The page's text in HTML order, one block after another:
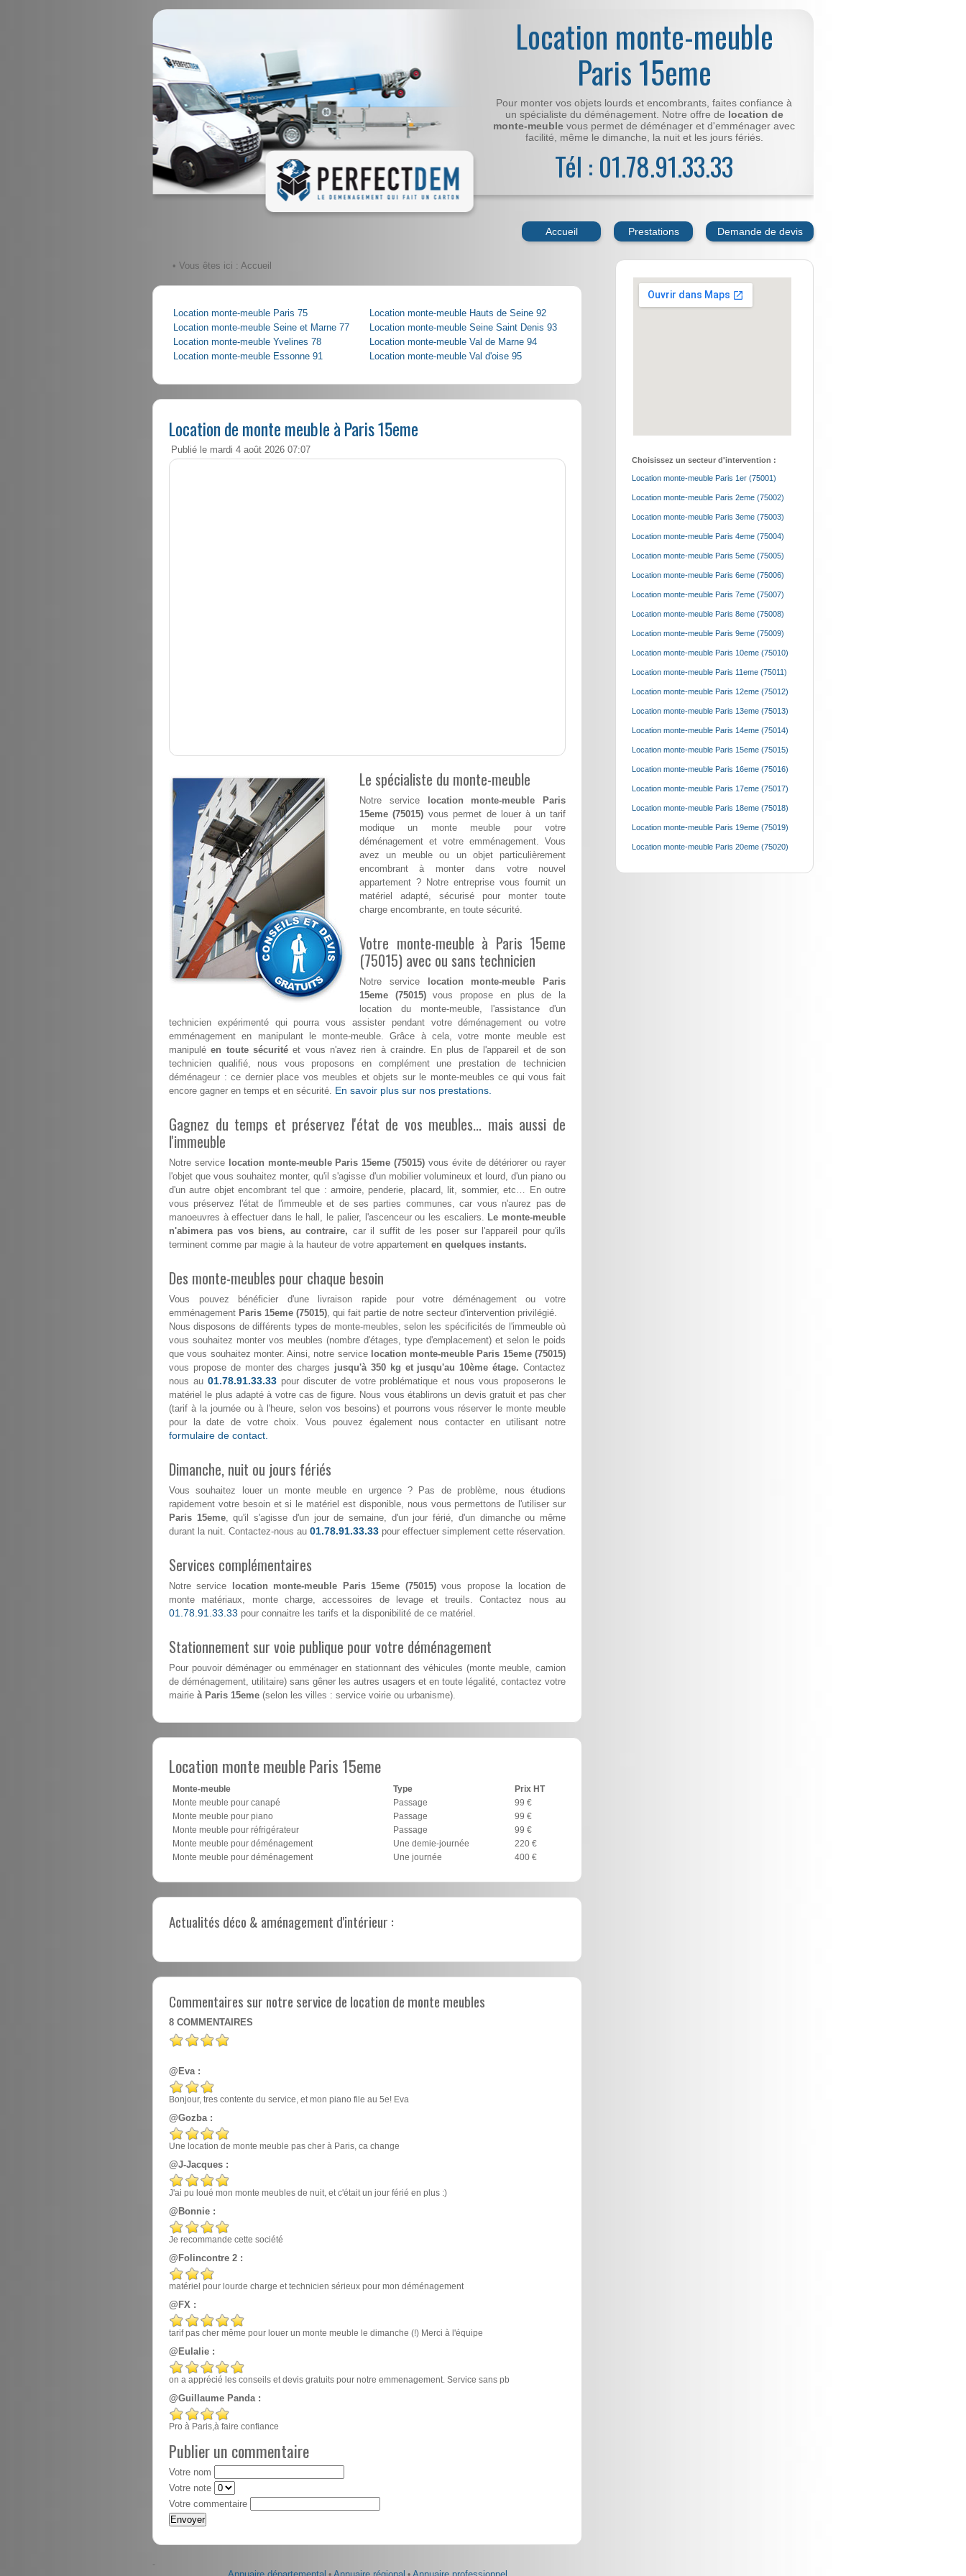
Location monte-meuble
Paris 15eme
Pour monter vos objets lourds et encombrants, faites confiance à
un spécialiste du déménagement. Notre offre de location de
monte-meuble vous permet de déménager et d'emménager avec
facilité, même le dimanche, la nuit et les jours fériés.
Tél : 01.78.91.33.33
Accueil Prestations Demande de devis
• Vous êtes ici : Accueil
Location monte-meuble Paris 75
Location monte-meuble Seine et Marne 77
Location monte-meuble Yvelines 78
Location monte-meuble Essonne 91
Location monte-meuble Hauts de Seine 92
Location monte-meuble Seine Saint Denis 93
Location monte-meuble Val de Marne 94
Location monte-meuble Val d'oise 95
Location de monte meuble à Paris 15eme
Publié le mardi 4 août 2026 07:07
Le spécialiste du monte-meuble
Notre service
location monte-meuble Paris
15eme (75015) vous permet de louer à un tarif
modique un monte meuble pour votre
déménagement et votre emménagement. Vous
avez un meuble ou un objet particulièrement
encombrant à monter dans votre nouvel
appartement ? Notre entreprise vous fournit un
matériel adapté, sécurisé pour monter toute
charge encombrante, en toute sécurité.
Votre monte-meuble à Paris 15eme
(75015) avec ou sans technicien
Notre service
location monte-meuble Paris
15eme (75015)vous propose en plus de la
location du monte-meuble, l'assistance d'un
technicien expérimenté qui pourra vous assister pendant votre déménagement ou votre
emménagement en manipulant le monte-meuble. Grâce à cela, votre monte meuble est
manipuléen toute sécuritéet vous n'avez rien à craindre. En plus de l'appareil et de son
technicien qualifié, nous vous proposons en complément une prestation de technicien
déménageur : ce dernier place vos meubles et objets sur le monte-meubles ce qui vous fait
encore gagner en temps et en sécurité. En savoir plus sur nos prestations.
Gagnez du temps et préservez l'état de vos meubles... mais aussi de
l'immeuble
Notre service location monte-meuble Paris 15eme (75015) vous évite de détériorer ou rayer
l'objet que vous souhaitez monter, qu'il s'agisse d'un mobilier volumineux et lourd, d'un piano ou
d'un autre objet encombrant tel que : armoire, penderie, placard, lit, sommier, etc… En outre
vous préservez l'état de l'immeuble et de ses parties communes, car vous n'aurez pas de
manoeuvres à effectuer dans le hall, le palier, l'ascenceur ou les escaliers. Le monte-meuble
n'abimera pas vos biens, au contraire, car il suffit de les poser sur l'appareil pour qu'ils
terminent comme par magie à la hauteur de votre appartement en quelques instants.
Des monte-meubles pour chaque besoin
Vous pouvez bénéficier d'une livraison rapide pour votre déménagement ou votre
emménagement Paris 15eme (75015), qui fait partie de notre secteur d'intervention privilégié.
Nous disposons de différents types de monte-meubles, selon les spécificités de l'immeuble où
vous souhaitez monter vos meubles (nombre d'étages, type d'emplacement) et selon le poids
que vous souhaitez monter. Ainsi, notre service location monte-meuble Paris 15eme (75015)
vous propose de monter des charges jusqu'à 350 kg et jusqu'au 10ème étage. Contactez
nous au 01.78.91.33.33pour discuter de votre problématique et nous vous proposerons le
matériel le plus adapté à votre cas de figure. Nous vous établirons un devis gratuit et pas cher
(tarif à la journée ou à l'heure, selon vos besoins) et pourrons vous réserver le monte meuble
pour la date de votre choix. Vous pouvez également nous contacter en utilisant notre
formulaire de contact.
Dimanche, nuit ou jours fériés
Vous souhaitez louer un monte meuble en urgence ? Pas de problème, nous étudions
rapidement votre besoin et si le matériel est disponible, nous vous permettons de l'utiliser sur
Paris 15eme, qu'il s'agisse d'un jour de semaine, d'un jour férié, d'un dimanche ou même
durant la nuit. Contactez-nous au 01.78.91.33.33 pour effectuer simplement cette réservation.
Services complémentaires
Notre service location monte-meuble Paris 15eme (75015)vous propose la location de
monte matériaux, monte charge, accessoires de levage et treuils. Contactez nous au
01.78.91.33.33 pour connaitre les tarifs et la disponibilité de ce matériel.
Stationnement sur voie publique pour votre déménagement
Pour pouvoir déménager ou emménager en stationnant des véhicules (monte meuble, camion
de déménagement, utilitaire) sans gêner les autres usagers et en toute légalité, contactez votre
mairie à Paris 15eme (selon les villes : service voirie ou urbanisme).
Location monte meuble Paris 15eme
Monte-meuble Type
Prix HT
Monte meuble pour canapé
Passage
99 €
Monte meuble pour piano
Passage
99 €
Monte meuble pour réfrigérateur
Passage
99 €
Monte meuble pour déménagement
Une demie-journée
220 €
Monte meuble pour déménagement
Une journée 400 €
Actualités déco & aménagement d'intérieur :
Commentaires sur notre service de location de monte meubles
8 COMMENTAIRES
@Eva :
Bonjour, tres contente du service, et mon piano file au 5e! Eva
@Gozba :
Une location de monte meuble pas cher à Paris, ca change
@J-Jacques :
J'ai pu loué mon monte meubles de nuit, et c'était un jour férié en plus :)
@Bonnie :
Je recommande cette société
@Folincontre 2 :
matériel pour lourde charge et technicien sérieux pour mon déménagement
@FX :
tarif pas cher même pour louer un monte meuble le dimanche (!) Merci à l'équipe
@Eulalie :
on a apprécié les conseils et devis gratuits pour notre emmenagement. Service sans pb
@Guillaume Panda :
Pro à Paris,à faire confiance
Publier un commentaire
Votre nom
Votre note
Votre commentaire
-
Choisissez un secteur d'intervention :
Location monte-meuble Paris 1er (75001)
Location monte-meuble Paris 2eme (75002)
Location monte-meuble Paris 3eme (75003)
Location monte-meuble Paris 4eme (75004)
Location monte-meuble Paris 5eme (75005)
Location monte-meuble Paris 6eme (75006)
Location monte-meuble Paris 7eme (75007)
Location monte-meuble Paris 8eme (75008)
Location monte-meuble Paris 9eme (75009)
Location monte-meuble Paris 10eme (75010)
Location monte-meuble Paris 11eme (75011)
Location monte-meuble Paris 12eme (75012)
Location monte-meuble Paris 13eme (75013)
Location monte-meuble Paris 14eme (75014)
Location monte-meuble Paris 15eme (75015)
Location monte-meuble Paris 16eme (75016)
Location monte-meuble Paris 17eme (75017)
Location monte-meuble Paris 18eme (75018)
Location monte-meuble Paris 19eme (75019)
Location monte-meuble Paris 20eme (75020)